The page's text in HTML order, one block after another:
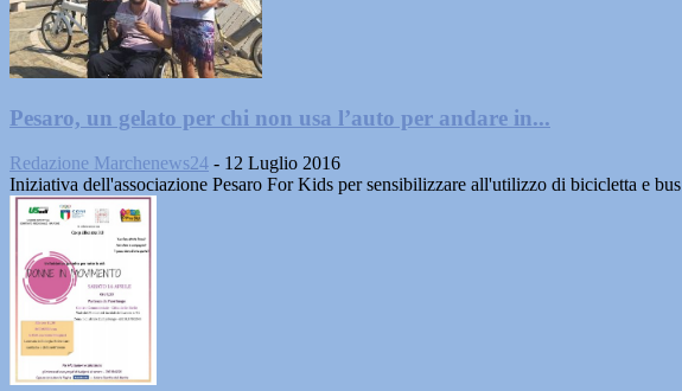
Pesaro, un gelato per chi non usa l’auto per andare in...
Redazione Marchenews24 - 12 Luglio 2016
Iniziativa dell'associazione Pesaro For Kids per sensibilizzare all'utilizzo di bicicletta e